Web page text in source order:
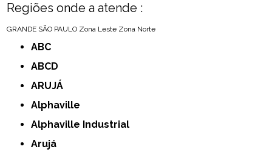
Regiões onde a atende :
GRANDE SÃO PAULO Zona Leste Zona Norte
ABC
ABCD
ARUJÁ
Alphaville
Alphaville Industrial
Arujá